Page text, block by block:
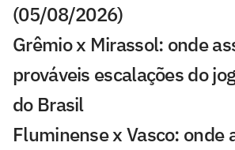
(05/08/2026)
Grêmio x Mirassol: onde
prováveis escalações do
do Brasil
Fluminense x Vasco: onde